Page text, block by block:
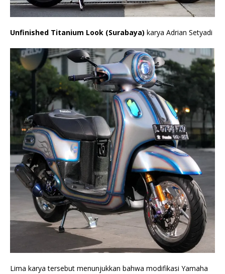
Unfinished Titanium Look (Surabaya) karya Adrian Setyadi
Lima karya tersebut menunjukkan bahwa modifikasi Yamaha